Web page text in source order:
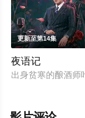
更新至第14集
夜语记
出身贫寒的酿酒师